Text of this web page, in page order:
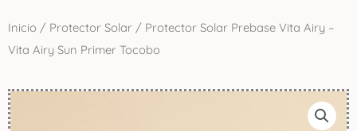
Inicio / Protector Solar / Protector Solar Prebase Vita Airy –
Vita Airy Sun Primer Tocobo